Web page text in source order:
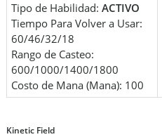
Tipo de Habilidad: ACTIVO
Tiempo Para Volver a Usar:
60/46/32/18
Rango de Casteo:
600/1000/1400/1800
Costo de Mana (Mana): 100
Kinetic Field